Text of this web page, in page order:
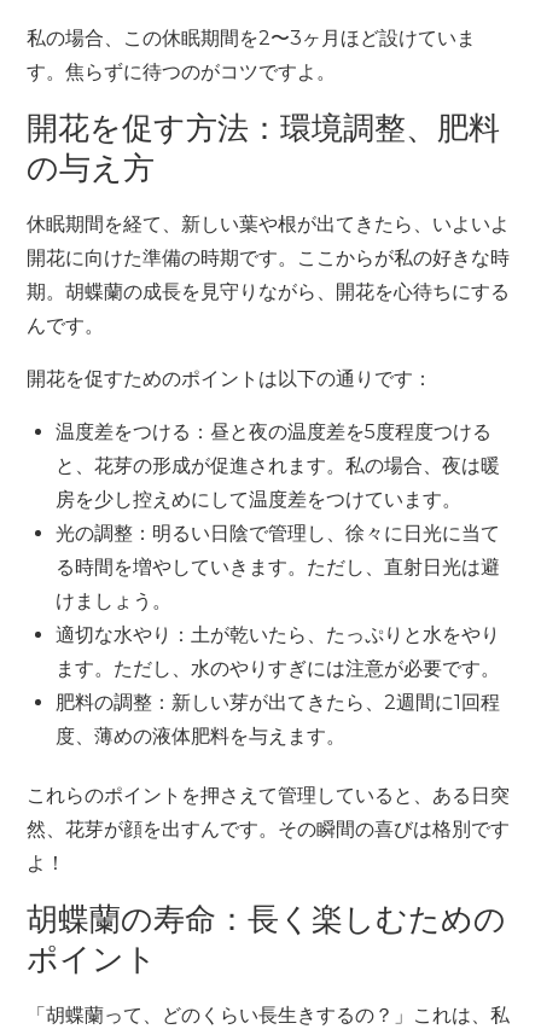
私の場合、この休眠期間を2〜3ヶ月ほど設けていま
す。焦らずに待つのがコツですよ。
開花を促す方法：環境調整、肥料
の与え方
休眠期間を経て、新しい葉や根が出てきたら、いよいよ
開花に向けた準備の時期です。ここからが私の好きな時
期。胡蝶蘭の成長を見守りながら、開花を心待ちにする
んです。
開花を促すためのポイントは以下の通りです：
温度差をつける：昼と夜の温度差を5度程度つける
と、花芽の形成が促進されます。私の場合、夜は暖
房を少し控えめにして温度差をつけています。
光の調整：明るい日陰で管理し、徐々に日光に当て
る時間を増やしていきます。ただし、直射日光は避
けましょう。
適切な水やり：土が乾いたら、たっぷりと水をやり
ます。ただし、水のやりすぎには注意が必要です。
肥料の調整：新しい芽が出てきたら、2週間に1回程
度、薄めの液体肥料を与えます。
これらのポイントを押さえて管理していると、ある日突
然、花芽が顔を出すんです。その瞬間の喜びは格別です
よ！
胡蝶蘭の寿命：長く楽しむための
ポイント
「胡蝶蘭って、どのくらい長生きするの？」これは、私